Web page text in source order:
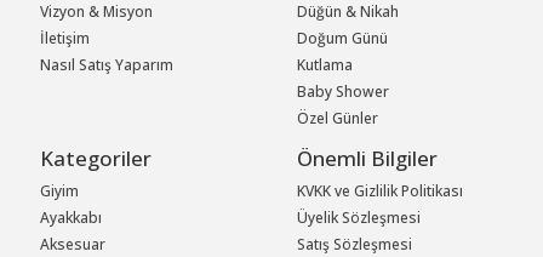
Vizyon & Misyon
İletişim
Nasıl Satış Yaparım
Düğün & Nikah
Doğum Günü
Kutlama
Baby Shower
Özel Günler
Kategoriler
Giyim
Ayakkabı
Aksesuar
Önemli Bilgiler
KVKK ve Gizlilik Politikası
Üyelik Sözleşmesi
Satış Sözleşmesi